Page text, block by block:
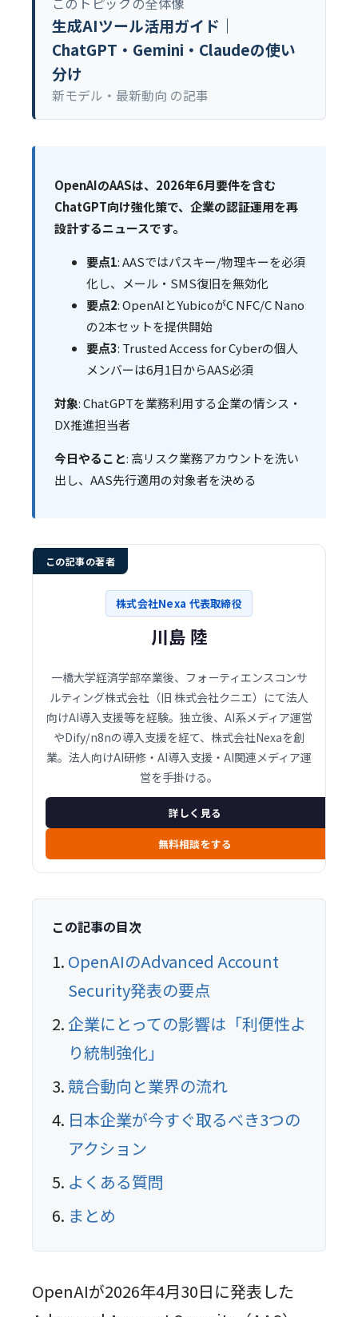
生成AIツール活用ガイド｜
ChatGPT・Gemini・Claudeの使い
分け
新モデル・最新動向 の記事
OpenAIのAASは、2026年6月要件を含む
ChatGPT向け強化策で、企業の認証運用を再
設計するニュースです。
要点1: AASではパスキー/物理キーを必須
化し、メール・SMS復旧を無効化
要点2: OpenAIとYubicoがC NFC/C Nano
の2本セットを提供開始
要点3: Trusted Access for Cyberの個人
メンバーは6月1日からAAS必須
対象: ChatGPTを業務利用する企業の情シス・
DX推進担当者
今日やること: 高リスク業務アカウントを洗い
出し、AAS先行適用の対象者を決める
この記事の著者
株式会社Nexa 代表取締役
川島 陸
一橋大学経済学部卒業後、フォーティエンスコンサ
ルティング株式会社（旧 株式会社クニエ）にて法人
向けAI導入支援等を経験。独立後、AI系メディア運営
やDify/n8nの導入支援を経て、株式会社Nexaを創
業。法人向けAI研修・AI導入支援・AI関連メディア運
営を手掛ける。
詳しく見る
無料相談をする
この記事の目次
OpenAIのAdvanced Account
Security発表の要点
企業にとっての影響は「利便性よ
り統制強化」
競合動向と業界の流れ
日本企業が今すぐ取るべき3つの
アクション
よくある質問
まとめ
OpenAIが2026年4月30日に発表した